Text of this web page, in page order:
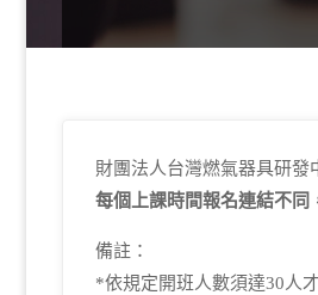
財團法人台灣燃氣器具研發
每個上課時間報名連結不同
備註：
*依規定開班人數須達30人